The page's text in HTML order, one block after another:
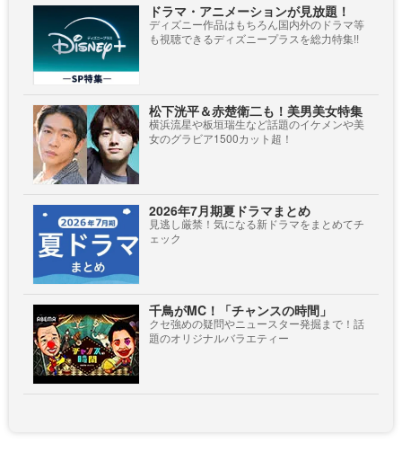
ドラマ・アニメーションが見放題！
ディズニー作品はもちろん国内外のドラマ等
も視聴できるディズニープラスを総力特集!!
松下洸平＆赤楚衛二も！美男美女特集
横浜流星や板垣瑞生など話題のイケメンや美
女のグラビア1500カット超！
2026年7月期夏ドラマまとめ
見逃し厳禁！気になる新ドラマをまとめてチ
ェック
千鳥がMC！「チャンスの時間」
クセ強めの疑問やニュースター発掘まで！話
題のオリジナルバラエティー